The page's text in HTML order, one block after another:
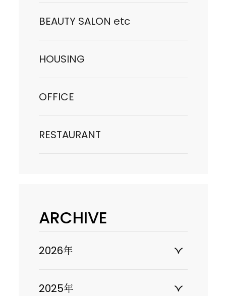
BEAUTY SALON etc
HOUSING
OFFICE
RESTAURANT
ARCHIVE
2026年
2025年